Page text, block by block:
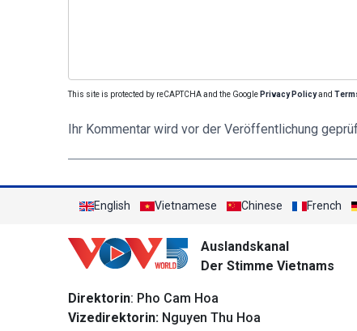
This site is protected by reCAPTCHA and the Google Privacy Policyand
Ihr Kommentar wird vor der Veröffentlichung
English Vietnamese Chinese French
Auslandskanal
Der Stimme Vietnams
Direktorin: Pho Cam Hoa
Vizedirektorin: Nguyen Thu Hoa